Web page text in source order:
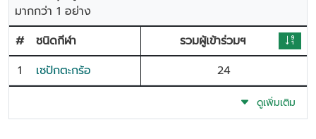
มากกว่า 1 อย่าง
#
ชนิดกีฬา
รวมผู้เข้าร่วมฯ
1
เซปักตะกร้อ 24
ดูเพิ่มเติม